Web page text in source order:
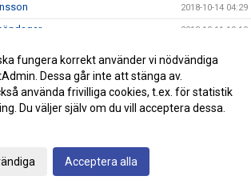
2018-10-14 04:29
2018-10-11 19:10
2018-10-02 08:01
23/9
fungera korrekt använder vi nödvändiga
Dessa går inte att stänga av.
använda frivilliga cookies, t.ex. för statistik
Du väljer själv om du vill acceptera dessa.
Acceptera alla